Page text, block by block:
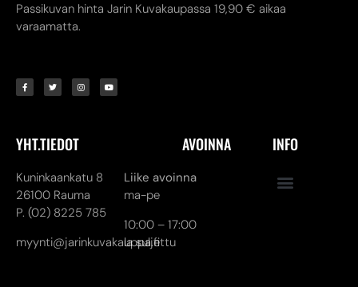
Passikuvan hinta Jarin Kuvakaupassa 19,90 € aikaa
varaamatta.
YHT.TIEDOT
Kuninkaankatu 8
26100 Rauma
P. (02) 8225 785
myynti@jarinkuvakauppa.fi
AVOINNA
Liike avoinna
ma-pe
10:00 – 17:00
la suljettu
INFO